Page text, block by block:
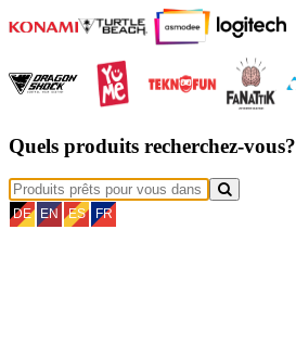
Quels produits recherchez-vous?